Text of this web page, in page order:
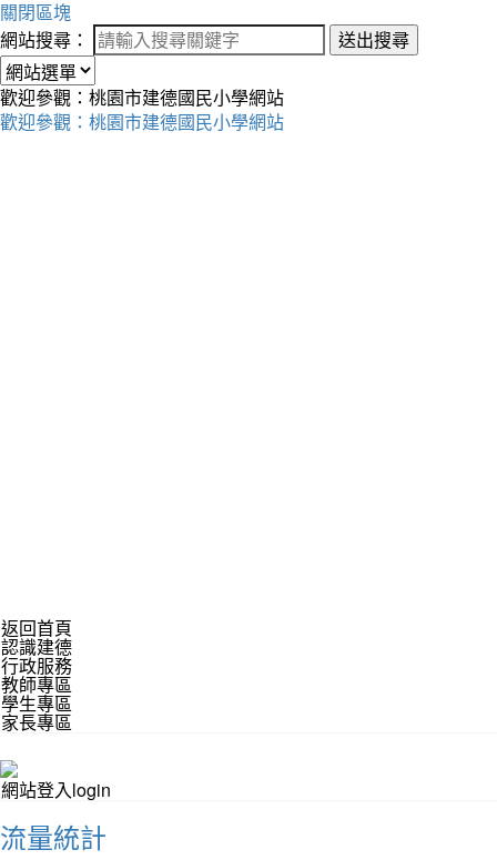
關閉區塊
網站搜尋：
送出搜尋
歡迎參觀：桃園市建德國民小學網站
歡迎參觀：桃園市建德國民小學網站
返回首頁
認識建德
行政服務
教師專區
學生專區
家長專區
網站登入login
流量統計